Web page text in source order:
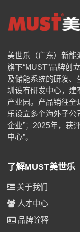
美世乐（广东）新能
旗下“MUST”品牌创
及储能系统的研发、
圳设有研发中心，建
产业园。产品销往全
乐设立多个海外子公
企业”；2025年，获
中心”。
了解MUST美世乐
关于我们
人才中心
品牌诠释